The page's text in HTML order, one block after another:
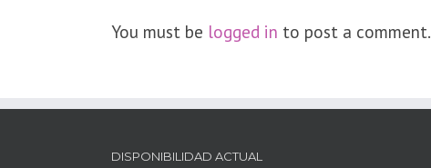
You must be logged in to post a comment.
DISPONIBILIDAD ACTUAL